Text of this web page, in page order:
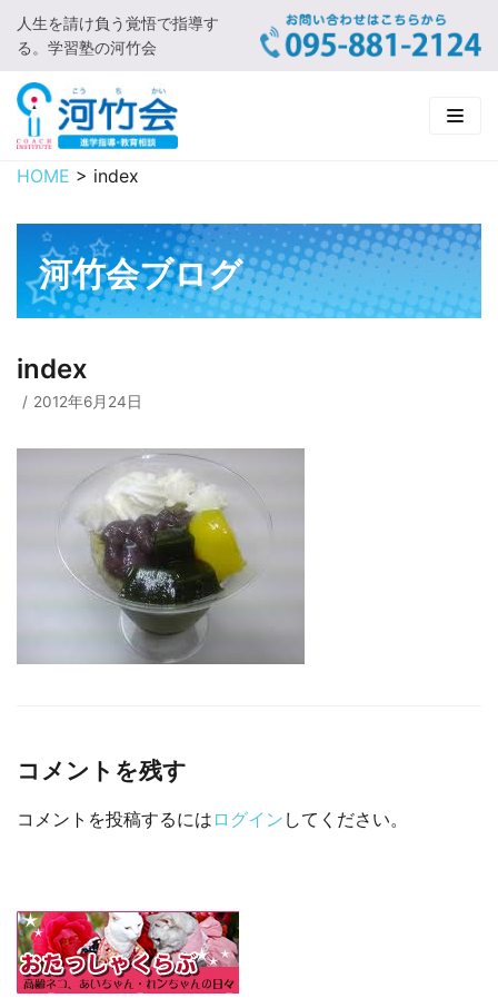
コ
ン
テ
ン
ツ
に
キ
プ
人生を請け負う覚悟で指導す
る。学習塾の河竹会
HOME
新着情報
□ お知らせ
河竹会について
□ 河竹会について
□ よくあるご質問
□ 小学部
□ 高校部
□ 有料体験指導
実 績
□ 2019年合格体験記
HOME > index
河竹会ブログ
index
2012年6月24日
コメントを残す
コメントを投稿するには ログイン してください。